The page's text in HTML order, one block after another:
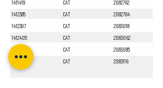
1411419
CAT
2082762
1412385
CAT
2082764
1412397
CAT
2083018
1412405
CAT
2083062
1412551
CAT
2083085
CAT 2083116